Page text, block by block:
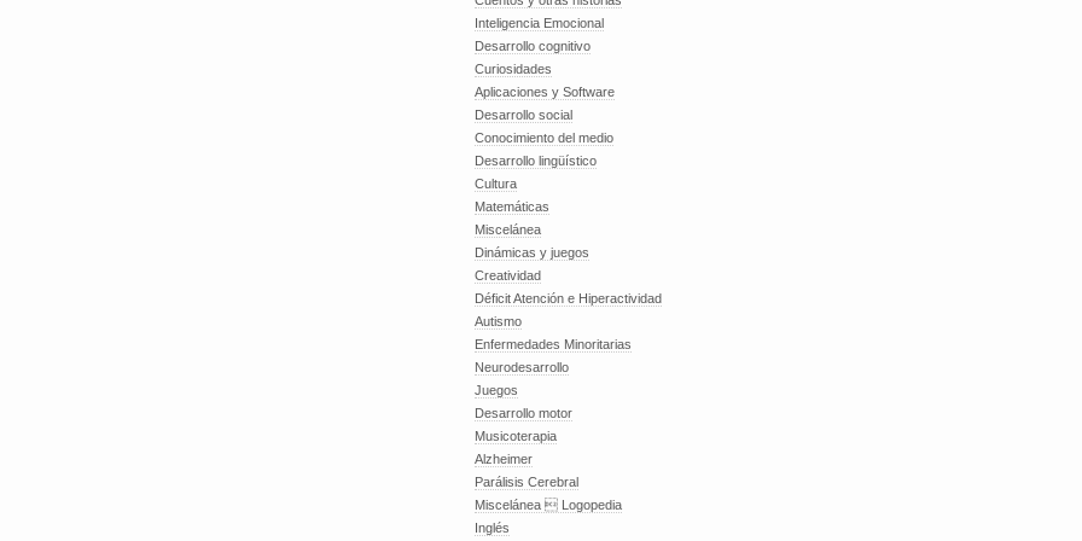
Inteligencia Emocional
Desarrollo cognitivo
Curiosidades
Aplicaciones y Software
Desarrollo social
Conocimiento del medio
Desarrollo lingüístico
Cultura
Matemáticas
Miscelánea
Dinámicas y juegos
Creatividad
Déficit Atención e Hiperactividad
Autismo
Enfermedades Minoritarias
Neurodesarrollo
Juegos
Desarrollo motor
Musicoterapia
Alzheimer
Parálisis Cerebral
Miscelánea  Logopedia
Inglés